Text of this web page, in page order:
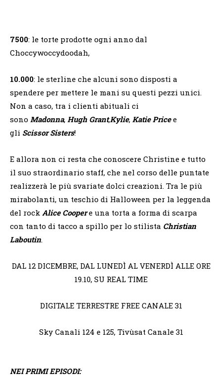
7500: le torte prodotte ogni anno dal
Choccywoccydoodah,
10.000: le sterline che alcuni sono disposti a
spendere per mettere le mani su questi pezzi unici.
Non a caso, tra i clienti abituali ci
sono Madonna, Hugh Grant,Kylie, Katie Pricee
gli Scissor Sisters!
E allora non ci resta che conoscere Christine e tutto
il suo straordinario staff, che nel corso delle puntate
realizzerà le più svariate dolci creazioni. Tra le più
mirabolanti, un teschio di Halloween per la leggenda
del rock Alice Coopere una torta a forma di scarpa
con tanto di tacco a spillo per lo stilista Christian
Laboutin.
DAL 12 DICEMBRE, DAL LUNEDÌ AL VENERDÌ ALLE ORE
19.10, SU REAL TIME
DIGITALE TERRESTRE FREE CANALE 31
Sky Canali 124 e 125, Tivùsat Canale 31
NEI PRIMI EPISODI: